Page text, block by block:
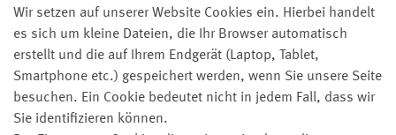
Wir setzen auf unserer Website Cookies ein. Hierbei handelt
es sich um kleine Dateien, die Ihr Browser automatisch
erstellt und die auf Ihrem Endgerät (Laptop, Tablet,
Smartphone etc.) gespeichert werden, wenn Sie unsere Seite
besuchen. Ein Cookie bedeutet nicht in jedem Fall, dass wir
Sie identifizieren können.